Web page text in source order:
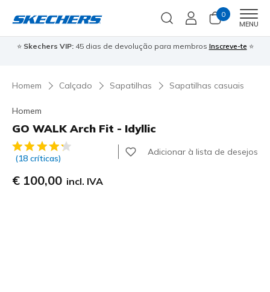
0
MENU
⭐ Skechers VIP:45 dias de devolução para membros Inscreve-te ⭐
Homem Calçado Sapatilhas Sapatilhas casuais
Homem
GO WALK Arch Fit - Idyllic
4$8 de 5 – Classificação do cliente
(18 críticas)
Adicionar à lista de desejos
€ 100,00 incl. IVA